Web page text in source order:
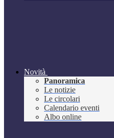
Novità
Panoramica
Le notizie
Le circolari
Calendario eventi
Albo online